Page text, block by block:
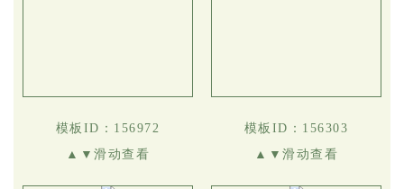
模板ID：156972
▲▼滑动查看
模板ID：156303
▲▼滑动查看